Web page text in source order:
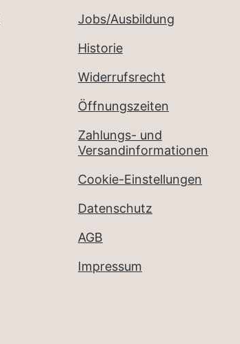
Jobs/Ausbildung
Historie
Widerrufsrecht
Öffnungszeiten
Zahlungs- und
Versandinformationen
Cookie-Einstellungen
Datenschutz
AGB
Impressum